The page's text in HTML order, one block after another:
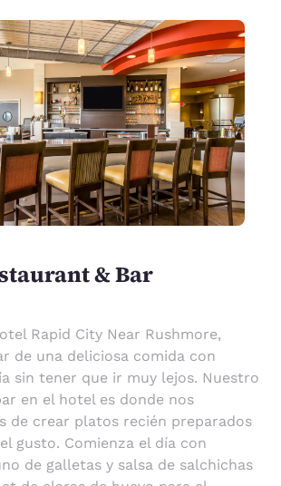
& Bar
Rapid City Near Rushmore,
de una deliciosa comida con
sin tener que ir muy lejos. Nuestro
en el hotel es donde nos
de crear platos recién preparados
gusto. Comienza el día con
de galletas y salsa de salchichas